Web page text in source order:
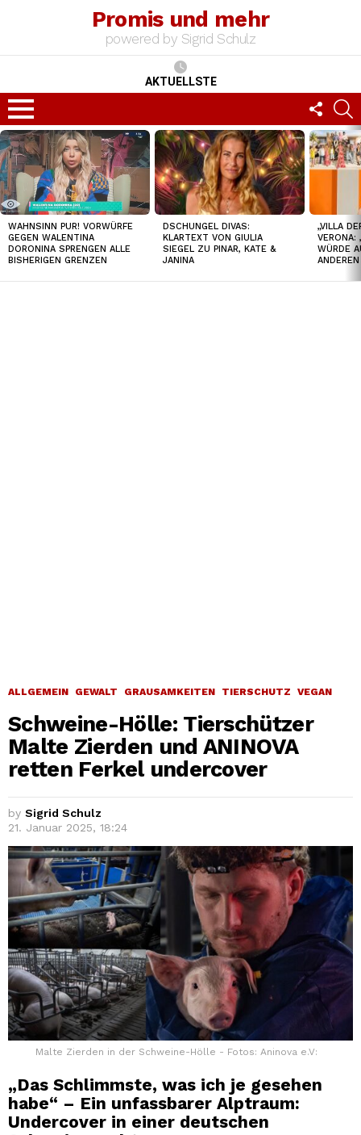
Promis und mehr
powered by Sigrid Schulz
AKTUELLSTE
Menu
US
TOP
NEWS
WAHNSINN PUR! VORWÜRFE
GEGEN WALENTINA
DORONINA SPRENGEN ALLE
BISHERIGEN GRENZEN
DSCHUNGEL DIVAS:
KLARTEXT VON GIULIA
SIEGEL ZU PINAR, KATE &
JANINA
„VILLA
VERONA:
WÜRDE
ALLGEMEIN GEWALT GRAUSAMKEITEN TIERSCHUTZ VEGAN
Schweine-Hölle: Tierschützer
Malte Zierden und ANINOVA
retten Ferkel undercover
by Sigrid Schulz
21. Januar 2025, 18:24
Malte Zierden in der Schweine-Hölle - Fotos: Aninova e.V:
„Das Schlimmste, was ich je gesehen
habe“ – Ein unfassbarer Alptraum:
Undercover in einer deutschen